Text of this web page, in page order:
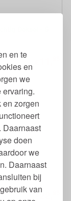
en te
en
we
ervaring.
zorgen
Daarnaast
doen
we
Daarnaast
bij
van
Set van 3
22,